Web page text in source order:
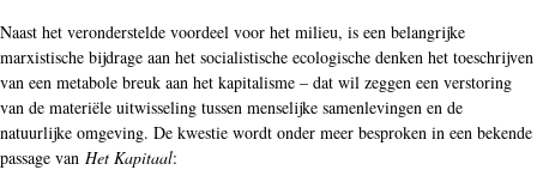
Naast het veronderstelde voordeel voor het milieu, is een belangrijke
marxistische bijdrage aan het socialistische ecologische denken het toeschrijven
van een metabole breuk aan het kapitalisme – dat wil zeggen een verstoring
van de materiële uitwisseling tussen menselijke samenlevingen en de
natuurlijke omgeving. De kwestie wordt onder meer besproken in een bekende
passage van Het Kapitaal: